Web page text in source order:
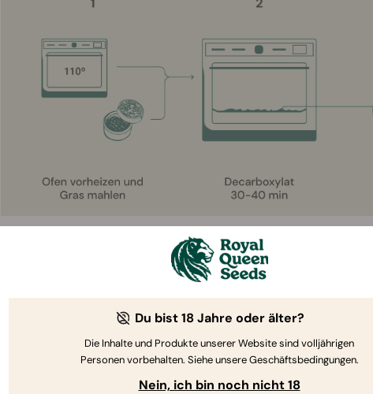
Kenne deine Dosis
Aufgrund ihres verzögerten Wirkungseintritts und der hohen
intensive Wirkung haben, die, wenn du nicht darauf
höllischen Albtraum verwandeln kann. Und da du jetzt weißt,
anreicherst, ist es nun an der Zeit zu lernen, wie du sie
Wenn es nach uns geht, gibt es keine goldene Regel für die
positive Erfahrung machst.Erfahrene
Du bist 18 Jahre oder älter?
Die Inhalte und Produkte unserer Website sind volljährigen
Personen vorbehalten. Siehe unsere Geschäftsbedingungen.
Nein, ich bin noch nicht 18